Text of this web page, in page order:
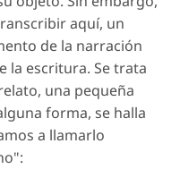
aquí, un
de la narración
la escritura. Se trata
una pequeña
forma, se halla
a llamarlo